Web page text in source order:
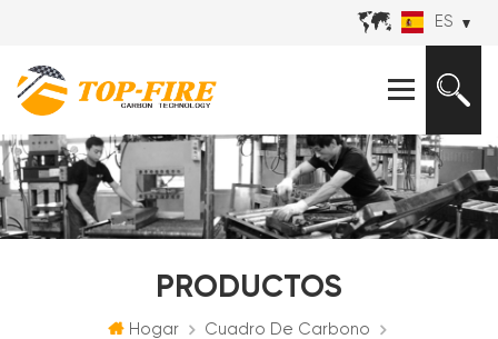
ES
PRODUCTOS
Hogar
Cuadro De Carbono